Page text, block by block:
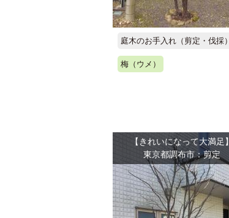
庭木のお手入れ（剪定・伐採）
梅（ウメ）
【きれいになって大満足】
東京都調布市：剪定